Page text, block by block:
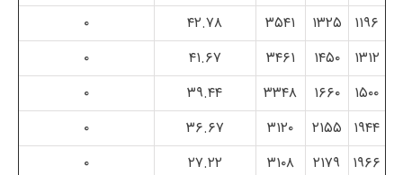
۱۱۹۶
۱۳۲۵ ۳۵۴۱ ۴۲.۷۸
۰
۱۳۱۲
۱۴۵۰ ۳۴۶۱ ۴۱.۶۷
۰
۱۵۰۰
۱۶۶۰ ۳۳۴۸ ۳۹.۴۴
۰
۱۹۴۴ ۲۱۵۵ ۳۱۲۰ ۳۶.۶۷
۰
۱۹۶۶
۲۱۷۹ ۳۱۰۸ ۲۷.۲۲
۰